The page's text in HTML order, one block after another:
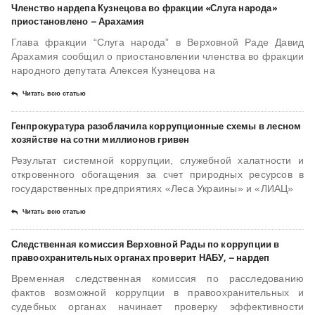
Членство нардепа Кузнецова во фракции «Слуга народа»
приостановлено – Арахамия
Глава фракции “Слуга народа” в Верховной Раде Давид
Арахамия сообщил о приостановлении членства во фракции
народного депутата Алексея Кузнецова на
Читать всю статью
Генпрокуратура разоблачила коррупционные схемы в лесном
хозяйстве на сотни миллионов гривен
Результат системной коррупции, служебной халатности и
откровенного обогащения за счет природных ресурсов в
государственных предприятиях «Леса Украины» и «ЛИАЦ»
Читать всю статью
Следственная комиссия Верховной Рады по коррупции в
правоохранительных органах проверит НАБУ, – нардеп
Временная следственная комиссия по расследованию
фактов возможной коррупции в правоохранительных и
судебных органах начинает проверку эффективности